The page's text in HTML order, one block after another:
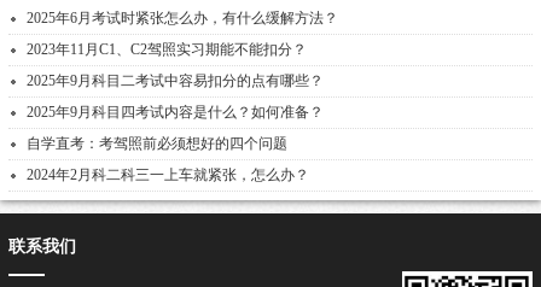
2025年6月考试时紧张怎么办，有什么缓解方法？
2023年11月C1、C2驾照实习期能不能扣分？
2025年9月科目二考试中容易扣分的点有哪些？
2025年9月科目四考试内容是什么？如何准备？
自学直考：考驾照前必须想好的四个问题
2024年2月科二科三一上车就紧张，怎么办？
联系我们